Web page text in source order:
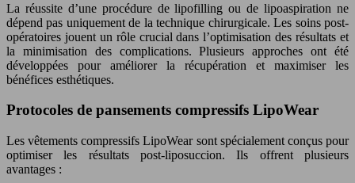
La réussite d’une procédure de lipofilling ou de lipoaspiration ne
dépend pas uniquement de la technique chirurgicale. Les soins post-
opératoires jouent un rôle crucial dans l’optimisation des résultats et
la minimisation des complications. Plusieurs approches ont été
développées pour améliorer la récupération et maximiser les
bénéfices esthétiques.
Protocoles de pansements compressifs LipoWear
Les vêtements compressifs LipoWear sont spécialement conçus pour
optimiser les résultats post-liposuccion. Ils offrent plusieurs
avantages :